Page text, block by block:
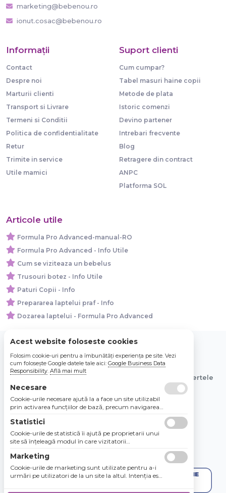
marketing@bebenou.ro
ionut.cosac@bebenou.ro
Informaţii
Contact
Despre noi
Marturii clienti
Transport si Livrare
Termeni si Conditii
Politica de confidentialitate
Retur
Trimite in service
Utile mamici
Suport clienti
Cum cumpar?
Tabel masuri haine copii
Metode de plata
Istoric comenzi
Devino partener
Intrebari frecvente
Blog
Retragere din contract
ANPC
Platforma SOL
Articole utile
Formula Pro Advanced-manual-RO
Formula Pro Advanced - Info Utile
Cum se viziteaza un bebelus
Trusouri botez - Info Utile
Paturi Copii - Info
Prepararea laptelui praf - Info
Dozarea laptelui - Formula Pro Advanced
© 2026 Bebe Nou Online Store SRL
Toate preturile sunt exprimate in lei si includ tva. Ofertele
sunt valabile in limita stocului disponibil.
Acest website foloseste cookies
Folosim cookie-uri pentru a îmbunătăți experiența pe site. Vezi
cum folosește Google datele tale aici: Google Business Data
Responsibility. Află mai mult
Necesare
Cookie-urile necesare ajută la a face un site utilizabil
prin activarea funcţiilor de bază, precum navigarea
Site-ul nu poate funcţiona corespunzător fără aceste
cookie-uri.
Statistici
Cookie-urile de statistică îi ajută pe proprietarii unui
site să înţeleagă modul în care vizitatorii
raportarea informaţiilor în mod anonim.
Marketing
Cookie-urile de marketing sunt utilizate pentru a-i
urmări pe utilizatori de la un site la altul. Intenţia este